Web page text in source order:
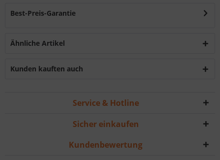
Best-Preis-Garantie
Ähnliche Artikel
Kunden kauften auch
Service & Hotline
Sicher einkaufen
Kundenbewertung